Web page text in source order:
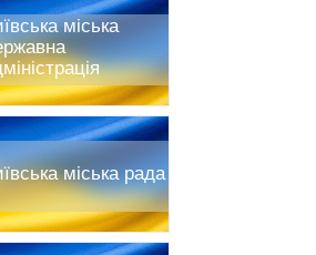
міська
міська рада